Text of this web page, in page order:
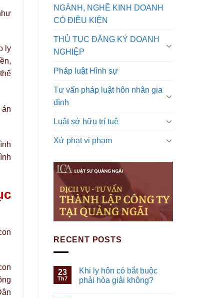
ly
án
NGÀNH, NGHỀ KINH DOANH
CÓ ĐIỀU KIỆN
THỦ TỤC ĐĂNG KÝ DOANH
NGHIỆP
Pháp luật Hình sự
Tư vấn pháp luật hôn nhân gia
đình
Luật sở hữu trí tuệ
Xử phạt vi phạm
RECENT POSTS
23
Th7
Khi ly hôn có bắt buộc
phải hòa giải không?